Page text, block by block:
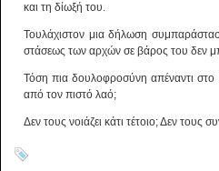
και τη δίωξή του.
Τουλάχιστον μια δήλωση
στάσεως των αρχών σε βάρος του δεν
Τόση πια δουλοφροσύνη απέναντι στο
από τον πιστό λαό;
Δεν τους νοιάζει κάτι τέτοιο; Δεν τους